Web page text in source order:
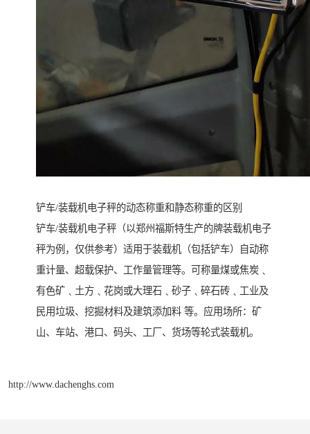
铲车/装载机电子秤的动态称重和静态称重的区别
铲车/装载机电子秤（以郑州福斯特生产的牌装载机电子
秤为例，仅供参考）适用于装载机（包括铲车）自动称
重计量、超载保护、工作量管理等。可称量煤或焦炭﹑
有色矿﹑土方﹑花岗或大理石﹑砂子﹑碎石砖﹑工业及
民用垃圾、挖掘材料及建筑添加料 等。应用场所：矿
山、车站、港口、码头、工厂、货场等轮式装载机。
http://www.dachenghs.com